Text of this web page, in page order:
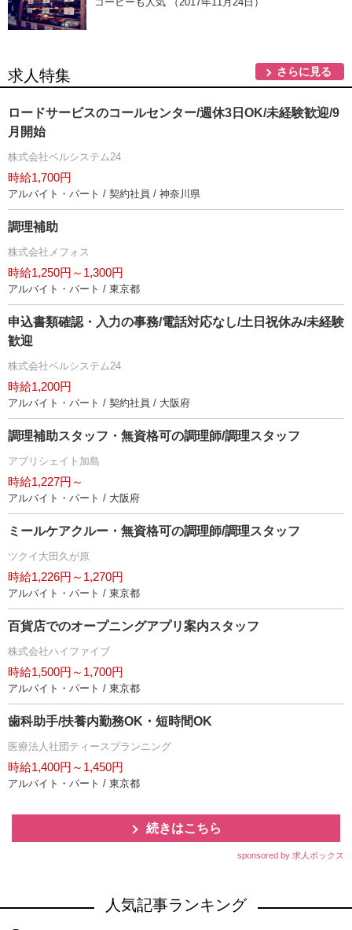
求人特集 さらに見る
ロードサービスのコールセンター/週休3日OK/未経験歓迎/9
月開始
株式会社ベルシステム24
時給1,700円
アルバイト・パート / 契約社員 / 神奈川県
調理補助
株式会社メフォス
時給1,250円～1,300円
アルバイト・パート / 東京都
申込書類確認・入力の事務/電話対応なし/土日祝休み/未経験
歓迎
株式会社ベルシステム24
時給1,200円
アルバイト・パート / 契約社員 / 大阪府
調理補助スタッフ・無資格可の調理師/調理スタッフ
アプリシェイト加島
時給1,227円～
アルバイト・パート / 大阪府
ミールケアクルー・無資格可の調理師/調理スタッフ
ツクイ大田久が原
時給1,226円～1,270円
アルバイト・パート / 東京都
百貨店でのオープニングアプリ案内スタッフ
株式会社ハイファイブ
時給1,500円～1,700円
アルバイト・パート / 東京都
歯科助手/扶養内勤務OK・短時間OK
医療法人社団ティースプランニング
時給1,400円～1,450円
アルバイト・パート / 東京都
続きはこちら
sponsored by 求人ボックス
人気記事ランキング